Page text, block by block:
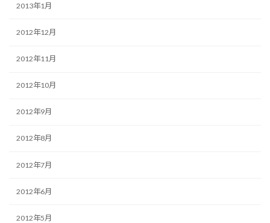
2013年1月
2012年12月
2012年11月
2012年10月
2012年9月
2012年8月
2012年7月
2012年6月
2012年5月